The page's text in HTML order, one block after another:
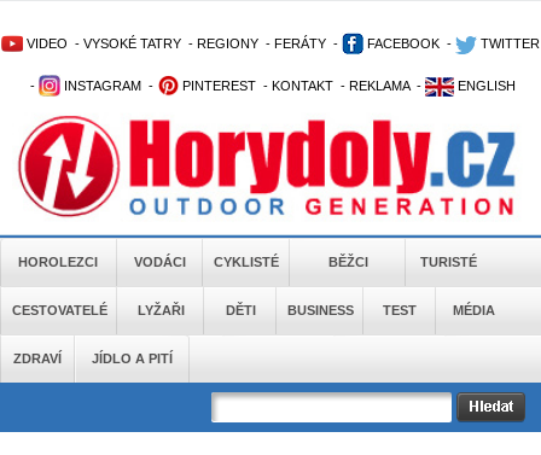
VIDEO - VYSOKÉ TATRY - REGIONY - FERÁTY - FACEBOOK - TWITTER
- INSTAGRAM - PINTEREST - KONTAKT - REKLAMA - ENGLISH
HOROLEZCI VODÁCI CYKLISTÉ BĚŽCI TURISTÉ
CESTOVATELÉ LYŽAŘI DĚTI BUSINESS TEST MÉDIA
ZDRAVÍ JÍDLO A PITÍ